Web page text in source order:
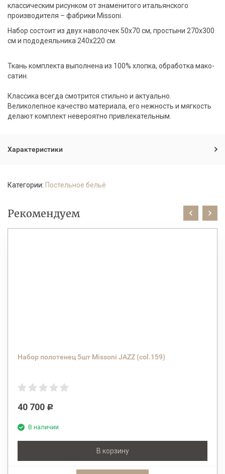
классическим рисунком от знаменитого итальянского
производителя – фабрики Missoni.
Набор состоит из двух наволочек 50х70 см, простыни 270х300
см и пододеяльника 240х220 см.
Ткань комплекта выполнена из 100% хлопка, обработка мако-
сатин.
Классика всегда смотрится стильно и актуально.
Великолепное качество материала, его нежность и мягкость
делают комплект невероятно привлекательным.
Характеристики
Категории: Постельное бельё
Рекомендуем
Набор полотенец 5шт Missoni JAZZ (col.159)
40 700 Р
В наличии
В корзину